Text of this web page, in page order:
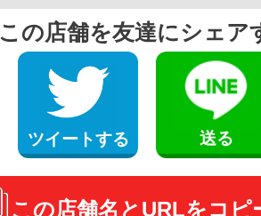
この店舗を友達にシェア
ツイートする 送る
この店舗名とURLをコピ